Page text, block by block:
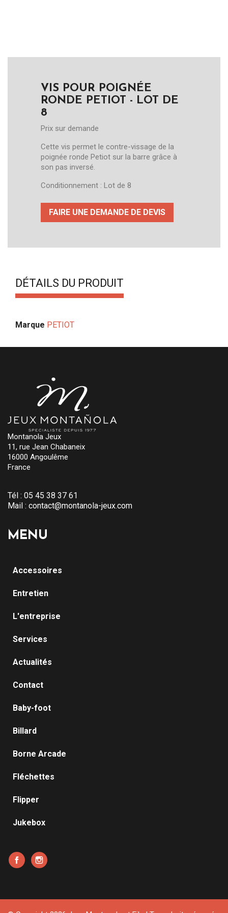
VIS POUR POIGNÉE
RONDE PETIOT - LOT DE
8
Prix sur demande
Cette vis permet le contre-vissage de la
poignée ronde Petiot sur la barre grâce à
son pas inversé.
Conditionnement : Lot de 8
FAIRE UNE DEMANDE DE DEVIS
DÉTAILS DU PRODUIT
Marque PETIOT
Montanola Jeux
11, rue Jean Chabaneix
16000 Angoulême
France
Tél : 05 45 38 37 61
Mail : contact@montanola-jeux.com
MENU
Accessoires
Entretien
L'entreprise
Services
Actualités
Contact
Baby-foot
Billard
Borne Arcade
Fléchettes
Flipper
Jukebox
Facebook